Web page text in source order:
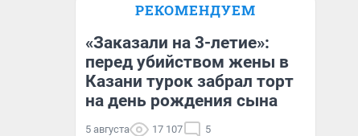
Екатерина Торопова
директор агентства
недвижимости
РЕКОМЕНДУЕМ
«Заказали на 3-летие»:
перед убийством жены в
Казани турок забрал торт
на день рождения сына
5 августа 17 107 5